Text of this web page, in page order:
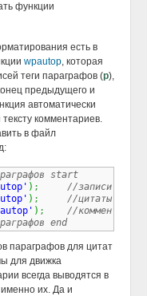
функции
есть в
wpautop, которая
теги параграфов (p),
предыдущего и
автоматически
комментариев.
в файл
start
) ;
//записи
) ;
//цитаты
) ;
//комментарии
end
параграфов для цитат
для движка
всегда выводятся в
их. Да и